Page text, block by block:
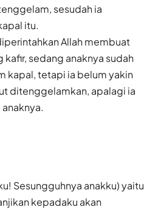
sesudah ia
itu.
Allah membuat
sedang anaknya sudah
kapal, tetapi ia belum yakin
ditenggelamkan, apalagi ia
Sesungguhnya anakku) yaitu
kepadaku akan